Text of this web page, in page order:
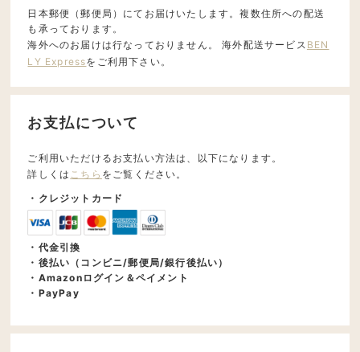
日本郵便（郵便局）にてお届けいたします。複数住所への配送
も承っております。
海外へのお届けは行なっておりません。 海外配送サービス BEN
LY Expressをご利用下さい。
お支払について
ご利用いただけるお支払い方法は、以下になります。
詳しくは こちら をご覧ください。
・クレジットカード
・代金引換
・後払い（コンビニ/郵便局/銀行後払い）
・Amazonログイン＆ペイメント
・PayPay